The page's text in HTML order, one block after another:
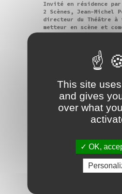
Invité en résidence
2 Scènes, Jean-Michel
directeur du Théâtre
metteur en scène et
Salle de conférence
This site
and gives
over what
OK,